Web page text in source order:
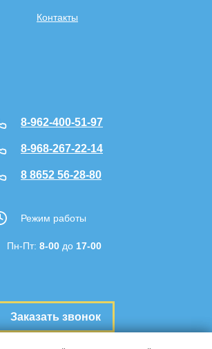
8-962-400-51-97
8-968-267-22-14
8 8652 56-28-80
Заказать звонок
Режим работы
Пн-Пт: 8-00 до 17-00
Контакты